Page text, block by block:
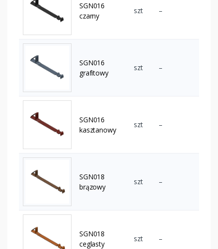
SGN016
czarny
szt –
SGN016
grafitowy
szt –
SGN016
kasztanowy
szt –
SGN018
brązowy
szt –
SGN018
ceglasty
szt –